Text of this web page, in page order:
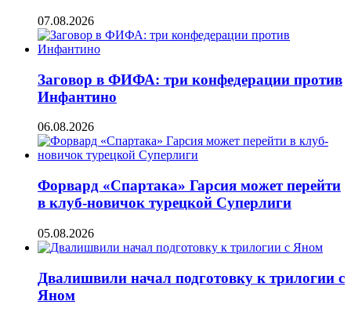
07.08.2026
Заговор в ФИФА: три конфедерации против
Инфантино
06.08.2026
Форвард «Спартака» Гарсия может перейти
в клуб-новичок турецкой Суперлиги
05.08.2026
Двалишвили начал подготовку к трилогии с
Яном